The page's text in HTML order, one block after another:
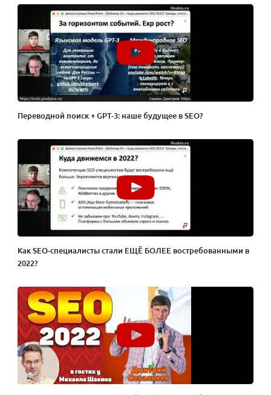
Переводной поиск + GPT-3: наше будущее в SEO?
Как SEO-специалисты стали ЕЩЁ БОЛЕЕ востребованными в
2022?